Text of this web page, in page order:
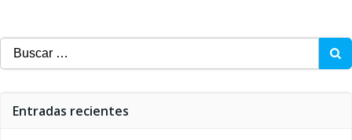
las
entradas
por
las
entradas
Buscar:
Entradas recientes